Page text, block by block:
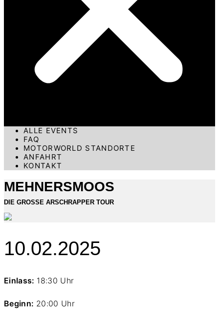
ALLE EVENTS
FAQ
MOTORWORLD STANDORTE
ANFAHRT
KONTAKT
MEHNERSMOOS
DIE GROSSE ARSCHRAPPER TOUR
10.02.2025
Einlass: 18:30 Uhr
Beginn: 20:00 Uhr